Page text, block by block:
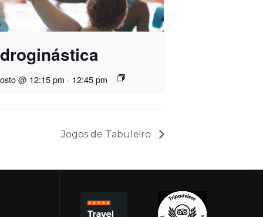
@ 12:15 pm - 12:45 pm
Jogos de Tabuleiro